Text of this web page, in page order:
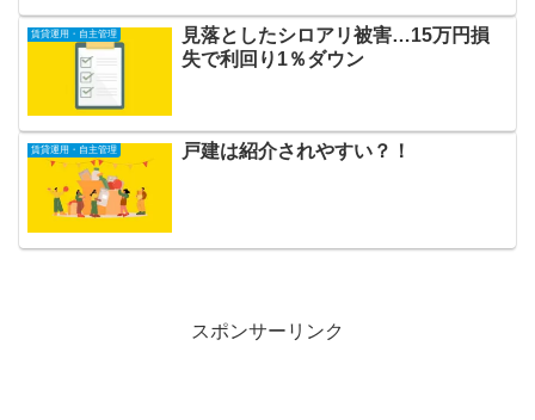
賃貸運用・自主管理
見落としたシロアリ被害…15万円損
失で利回り1％ダウン
賃貸運用・自主管理 戸建は紹介されやすい？！
スポンサーリンク